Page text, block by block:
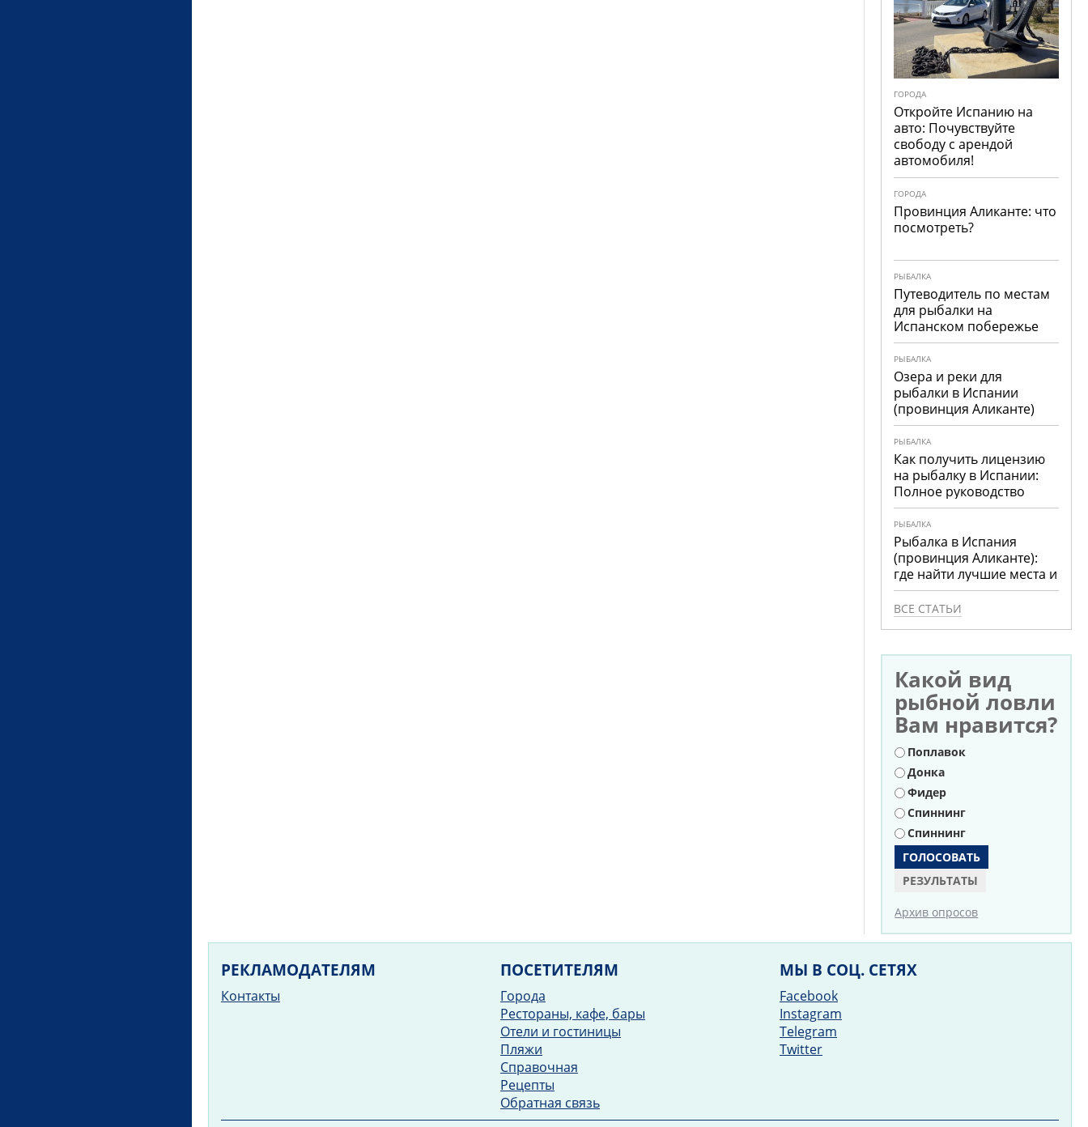
ГОРОДА
Откройте Испанию на
авто: Почувствуйте
свободу с арендой
автомобиля!
ГОРОДА
Провинция Аликанте: что
посмотреть?
РЫБАЛКА
Путеводитель по местам
для рыбалки на
Испанском побережье
РЫБАЛКА
Озера и реки для
рыбалки в Испании
(провинция Аликанте)
РЫБАЛКА
Как получить лицензию
на рыбалку в Испании:
Полное руководство
РЫБАЛКА
Рыбалка в Испания
(провинция Аликанте):
где найти лучшие места и
что ловить
ВСЕ СТАТЬИ
Какой вид
рыбной ловли
Вам нравится?
Варианты
Поплавок
Донка
Фидер
Спиннинг
Спиннинг
РЕЗУЛЬТАТЫ
Архив опросов
РЕКЛАМОДАТЕЛЯМ
Контакты
ПОСЕТИТЕЛЯМ
Города
Рестораны, кафе, бары
Отели и гостиницы
Пляжи
Справочная
Рецепты
Обратная связь
МЫ В СОЦ. СЕТЯХ
Facebook
Instagram
Telegram
Twitter